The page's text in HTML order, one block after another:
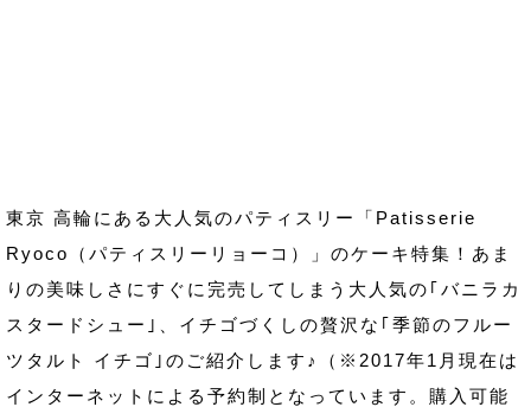
東京 高輪にある大人気のパティスリー「Patisserie
Ryoco（パティスリーリョーコ）」のケーキ特集！あま
りの美味しさにすぐに完売してしまう大人気の｢バニラカ
スタードシュー｣、イチゴづくしの贅沢な｢季節のフルー
ツタルト イチゴ｣のご紹介します♪（※2017年1月現在は
インターネットによる予約制となっています。購入可能